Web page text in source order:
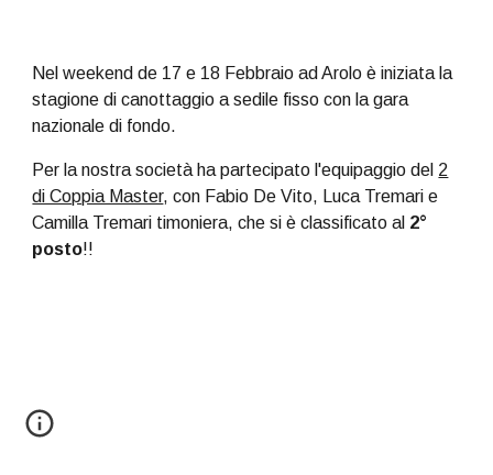
Nel weekend de 17 e 18 Febbraio ad Arolo è iniziata la
stagione di canottaggio a sedile fisso con la gara
nazionale di fondo.
Per la nostra società ha partecipato l'equipaggio del 2
di Coppia Master, con Fabio De Vito, Luca Tremari e
Camilla Tremari timoniera, che si è classificato al 2°
posto!!